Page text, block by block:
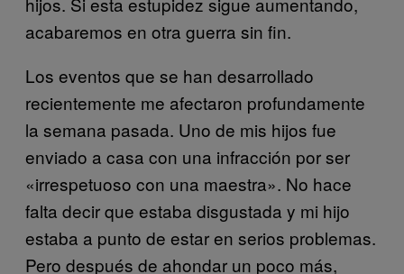
acabaremos en otra guerra sin fin.
Los eventos que se han desarrollado
recientemente me afectaron profundamente
la semana pasada. Uno de mis hijos fue
enviado a casa con una infracción por ser
«irrespetuoso con una maestra». No hace
falta decir que estaba disgustada y mi hijo
estaba a punto de estar en serios problemas.
Pero después de ahondar un poco más,